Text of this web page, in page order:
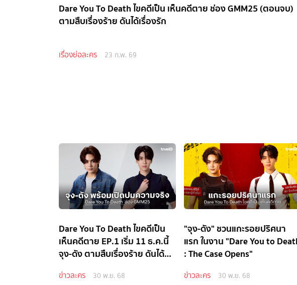
Dare You To Death ไขคดีเป็น เห็นคดีตาย ช่อง GMM25 (ตอนจบ)
ตามสืบเรื่องร้าย ดันได้เรื่องรัก
เรื่องย่อละคร 23 ก.พ. 69
Dare You To Death ไขคดีเป็น
เห็นคดีตาย EP.1 เริ่ม 11 ธ.ค.นี้
จุง-ดัง ตามสืบเรื่องร้าย ดันได้
ข่าวละคร 30 พ.ย. 68
"จุง-ดัง" ชวนแกะรอยปริศนา
แรก ในงาน "Dare You to
: The Case Opens"
ข่าวละคร 30 พ.ย. 68